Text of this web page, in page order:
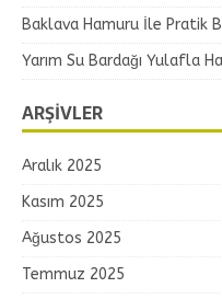
Baklava Hamuru İle Pratik
Yarım Su Bardağı Yulafla
ARŞIVLER
Aralık 2025
Kasım 2025
Ağustos 2025
Temmuz 2025